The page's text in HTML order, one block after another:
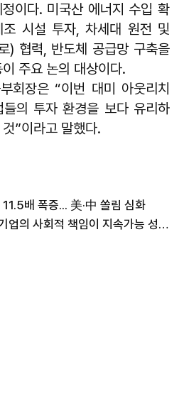
이다. 미국산 에너지 수입 확
시설 투자, 차세대 원전 및
) 협력, 반도체 공급망 구축을
주요 논의 대상이다.
회장은 “이번 대미 아웃리치
의 투자 환경을 보다 유리하
”이라고 말했다.
배 폭증... 美·中 쏠림 심화
최태원 대한상의 회장 "기업의 사회적 책임이 지속가능 성장의 핵심"